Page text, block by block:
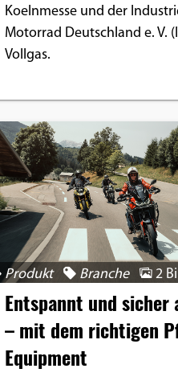
Koelnmesse und der
Motorrad Deutschland e. V.
Vollgas.
Produkt Branche 2
Entspannt und sicher
– mit dem richtigen
Equipment